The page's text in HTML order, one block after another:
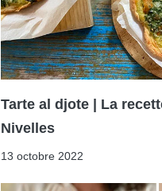
Tarte al djote | La
Nivelles
13 octobre 2022